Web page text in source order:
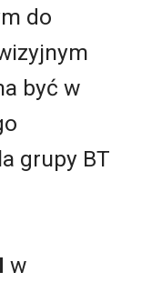
do
być w
grupy BT
w